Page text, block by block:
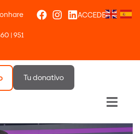
| 951
ACCEDER
Tu donativo
Menú